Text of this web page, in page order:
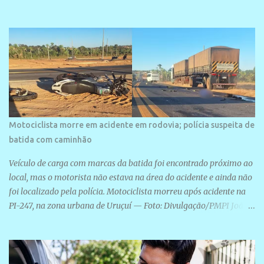
Motociclista morre em acidente em rodovia; polícia suspeita de
batida com caminhão
Veículo de carga com marcas da batida foi encontrado próximo ao
local, mas o motorista não estava na área do acidente e ainda não
foi localizado pela polícia. Motociclista morreu após acidente na
PI-247, na zona urbana de Uruçuí — Foto: Divulgação/PMPI João
A Polícia Militar informou que um caminhão com marcas de